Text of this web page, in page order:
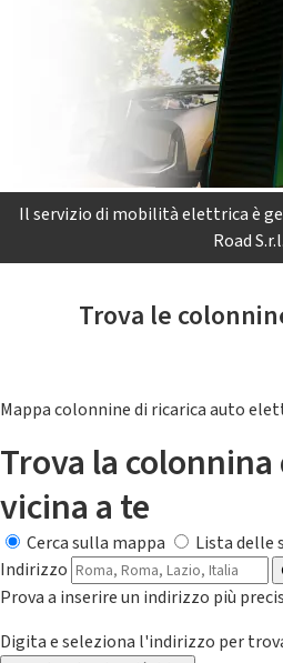
Il servizio di mobilità elettrica è
Road S.r.l.
Trova le
Mappa colonnine di ricarica auto
Trova la
vicina a te
Cerca sulla mappa
Lista delle
Indirizzo
Prova a inserire un indirizzo più
Digita e seleziona l'indirizzo per